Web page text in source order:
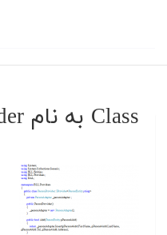
Class به نام PersonProvider